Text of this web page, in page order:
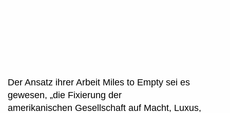
Der Ansatz ihrer Arbeit Miles to Empty sei es
gewesen, „die Fixierung der
amerikanischen Gesellschaft auf Macht, Luxus,